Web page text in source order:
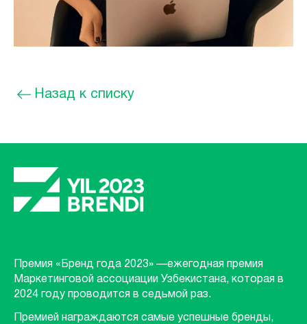
Назад к списку
Премия «Бренд года 2023» —ежегодная премия
Маркетинговой ассоциации Узбекистана, которая в
2024 году проводится в седьмой раз.
Премией награждаются самые успешные бренды,